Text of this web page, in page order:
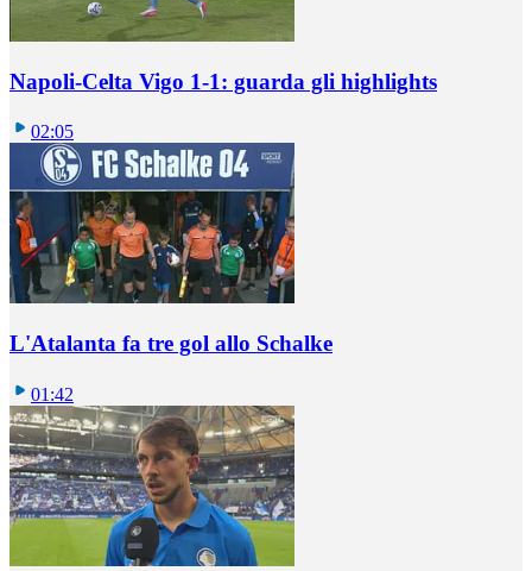
Napoli-Celta Vigo 1-1: guarda gli highlights
02:05
L'Atalanta fa tre gol allo Schalke
01:42